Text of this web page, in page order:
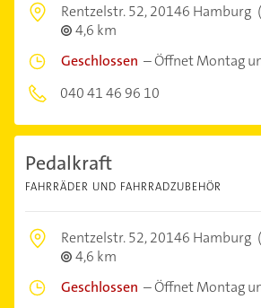
Rentzelstr. 52,20146 Hamburg
4,6 km
Geschlossen –Öffnet Montag
040 41 46 96 10
Pedalkraft
FAHRRÄDER UND FAHRRADZUBEHÖR
Rentzelstr. 52,20146 Hamburg
4,6 km
Geschlossen –Öffnet Montag